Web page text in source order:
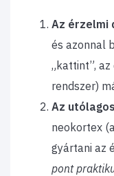
Az érzelmi
és azonnal
„kattint”,
rendszer)
Az
neokortex
gyártani az
pont